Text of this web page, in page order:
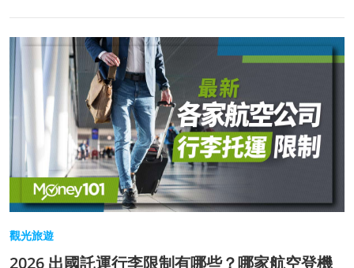
觀光旅遊
2026 出國託運行李限制有哪些？哪家航空登機